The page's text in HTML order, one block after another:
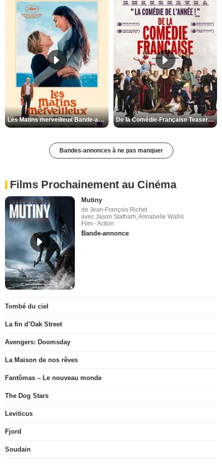
Les Matins merveilleux Bande-annonce VF De la Comédie-Française Teaser VF
Bandes-annonces à ne pas manquer
Films Prochainement au Cinéma
Mutiny
de Jean-François Richet
avec Jason Statham, Annabelle Wallis
Film - Action
Bande-annonce
Tombé du ciel
La fin d’Oak Street
Avengers: Doomsday
La Maison de nos rêves
Fantômas – Le nouveau monde
The Dog Stars
Leviticus
Fjord
Soudain